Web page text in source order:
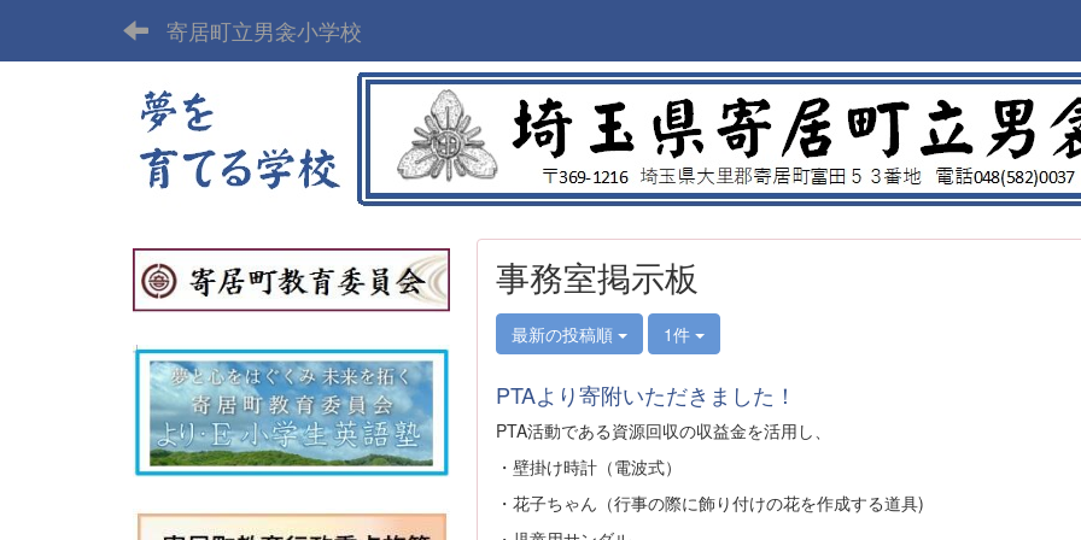
寄居町立男衾小学校
事務室掲示板
最新の投稿順 1件
PTAより寄附いただきました！
PTA活動である資源回収の収益金を活用し、
・壁掛け時計（電波式）
・花子ちゃん（行事の際に飾り付けの花を作成する道具)